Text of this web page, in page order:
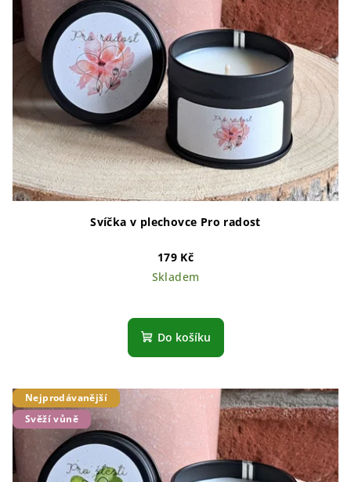
Svíčka v plechovce Pro radost
179 Kč
Skladem
Do košíku
Nejprodávanější
Svěží vůně